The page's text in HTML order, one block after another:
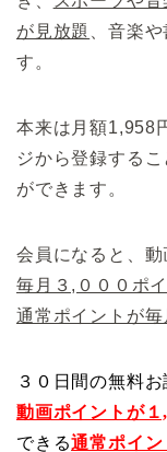
が見放題
、音楽
す。
本来は月額1,958
ジから登録するこ
ができます。
会員になると、
毎月３,０００ポ
通常ポイントが
３０日間の無料
動画ポイントが１
できる通常ポイン